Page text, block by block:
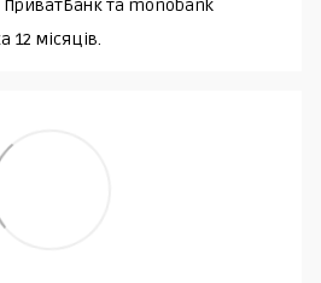
та monobank
12 місяців.